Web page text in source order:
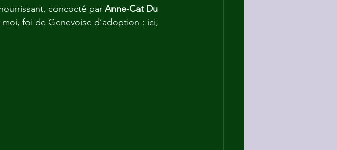
concocté par Anne-Cat Du
moi, foi de Genevoise d’adoption : ici,